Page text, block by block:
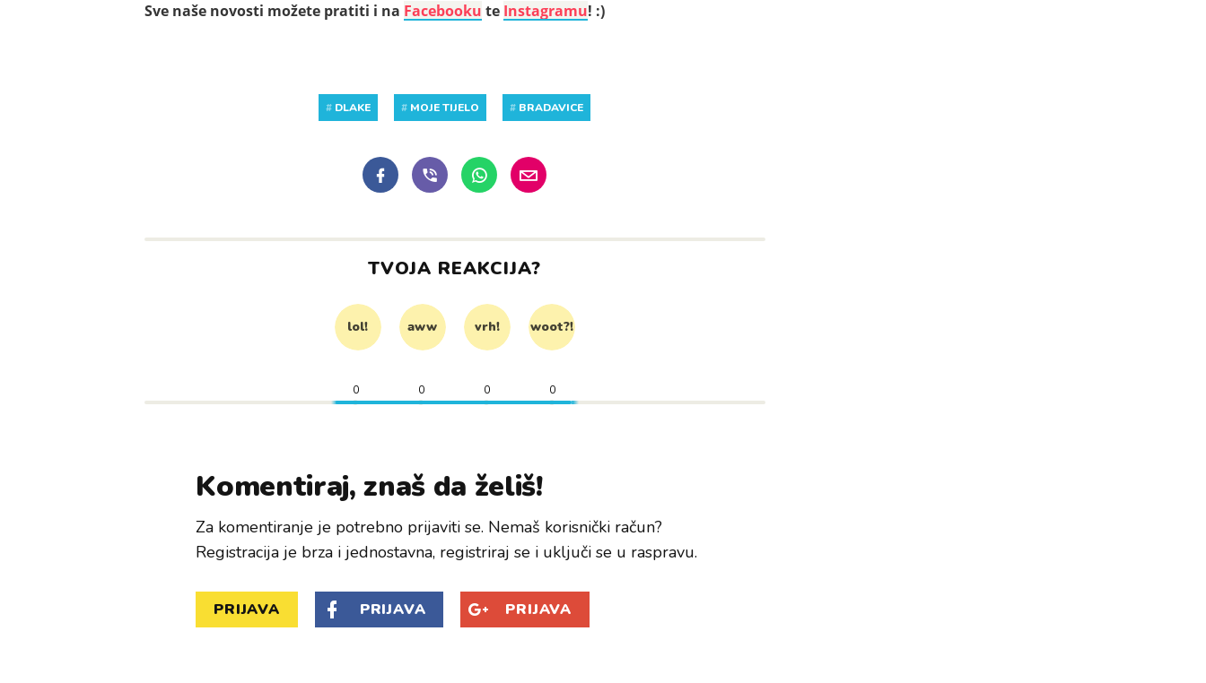
Sve naše novosti možete pratiti i na Facebooku te Instagramu! :)
# DLAKE # MOJE TIJELO # BRADAVICE
TVOJA REAKCIJA?
lol! aww vrh! woot?!
0 0 0 0
Komentiraj, znaš da želiš!
Za komentiranje je potrebno prijaviti se. Nemaš korisnički račun?
Registracija je brza i jednostavna, registriraj se i uključi se u raspravu.
PRIJAVA PRIJAVA PRIJAVA